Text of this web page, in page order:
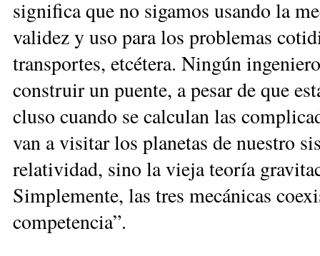
significa que no sigamos usando la
validez y uso para los problemas
transportes, etcétera. Ningún
construir un puente, a pesar de que
cluso cuando se calculan las
van a visitar los planetas de nuestro
relatividad, sino la vieja teoría
Simplemente, las tres mecánicas
competencia”.